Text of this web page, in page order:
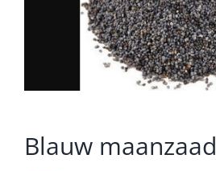
Blauw maanzaad